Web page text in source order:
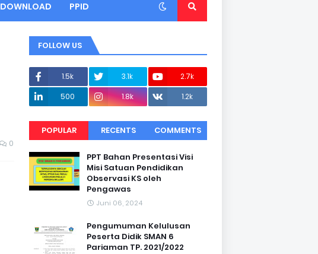
DOWNLOAD PPID
0
FOLLOW US
1.5k 3.1k
2.7k
500
1.8k 1.2k
POPULAR RECENTS COMMENTS
PPT Bahan Presentasi Visi
Misi Satuan Pendidikan
Observasi KS oleh
Pengawas
Juni 06, 2024
Pengumuman Kelulusan
Peserta Didik SMAN 6
Pariaman TP. 2021/2022